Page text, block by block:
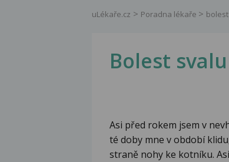
uLékaře.cz Poradna lékaře
Bolest svalu
Asi před rokem jsem v
té doby mne v období
straně nohy ke kotníku.